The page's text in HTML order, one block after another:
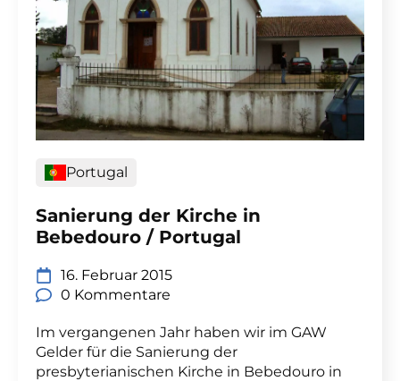
Portugal
Sanierung der Kirche in
Bebedouro / Portugal
16. Februar 2015
0 Kommentare
Im vergangenen Jahr haben wir im GAW
Gelder für die Sanierung der
presbyterianischen Kirche in Bebedouro in